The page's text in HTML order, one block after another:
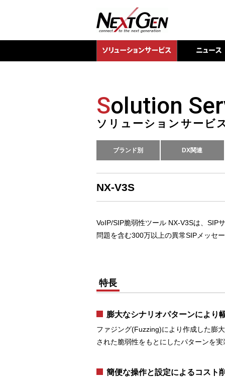
Solution
ソリューションサービ
ブランド別 DX関連
NX-V3S
VoIP/SIP脆弱性ツール NX-V3Sは、SIP
問題を含む300万以上の異常SIPメッセ
特長
膨大なシナリオパターンにより
ファジング(Fuzzing)により作成した膨
された脆弱性をもとにしたパターンを
簡便な操作と設定によるコスト